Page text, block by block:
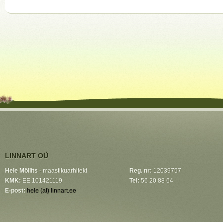
LINNART OÜ
Hele Möllits - maastikuarhitekt Reg. nr: 12039757
KMK: EE 101421119 Tel: 56 20 88 64
E-post: hele (at) linnart.ee